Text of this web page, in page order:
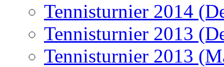
Tennisturnier 2014
Tennisturnier 2013
Tennisturnier 2013